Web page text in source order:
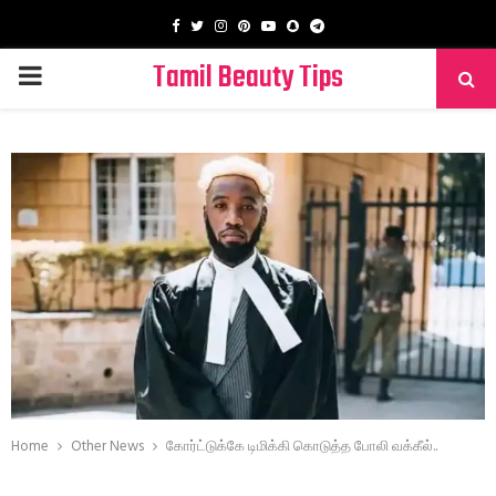
Facebook
TwitterInstagram
PinterestYoutube
SnapchatTelegram
PRIMARY
Tamil Beauty Tips
Home Other News கோர்ட்டுக்கே டிமிக்கி கொடுத்த போலி வக்கீல்..